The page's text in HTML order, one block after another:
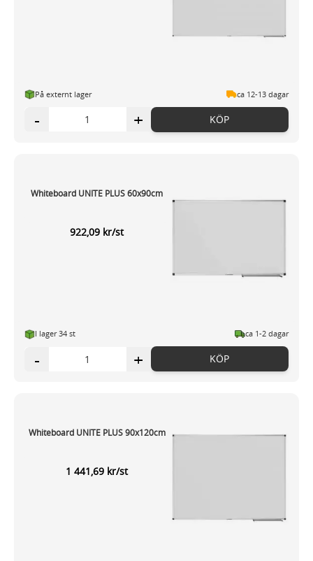
På externt lager ca 12-13 dagar
- + KÖP
Whiteboard UNITE PLUS 60x90cm
922,09 kr/st
I lager 34 st ca 1-2 dagar
- + KÖP
Whiteboard UNITE PLUS 90x120cm
1 441,69 kr/st